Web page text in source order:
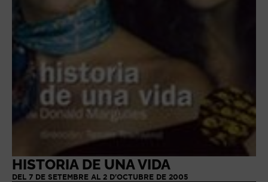
HISTORIA DE UNA VIDA
DEL 7 DE SETEMBRE AL 2 D'OCTUBRE DE 2005